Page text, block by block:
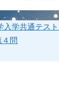
入学共通テス
問